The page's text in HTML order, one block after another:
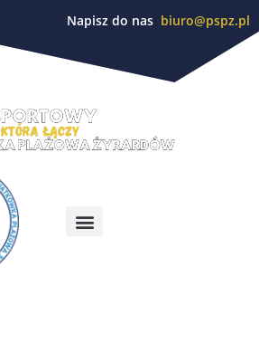
Napisz do nas biuro@pspz.pl